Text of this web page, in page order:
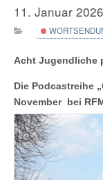
11. Januar
Acht Jugendliche
Die Podcastreihe
November bei